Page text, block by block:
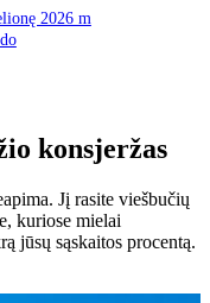
2026 m
konsjeržas
Jį rasite viešbučių
kuriose mielai
jūsų sąskaitos procentą.